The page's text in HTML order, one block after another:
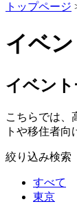
トップページ
イベ
イベン
こちらでは、
トや移住者向
絞り込み検索
すべて
東京